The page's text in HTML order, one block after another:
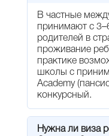
В частные
принимают с
родителей в
проживание
практике
школы с
Academy
конкурсный.
Нужна ли виза